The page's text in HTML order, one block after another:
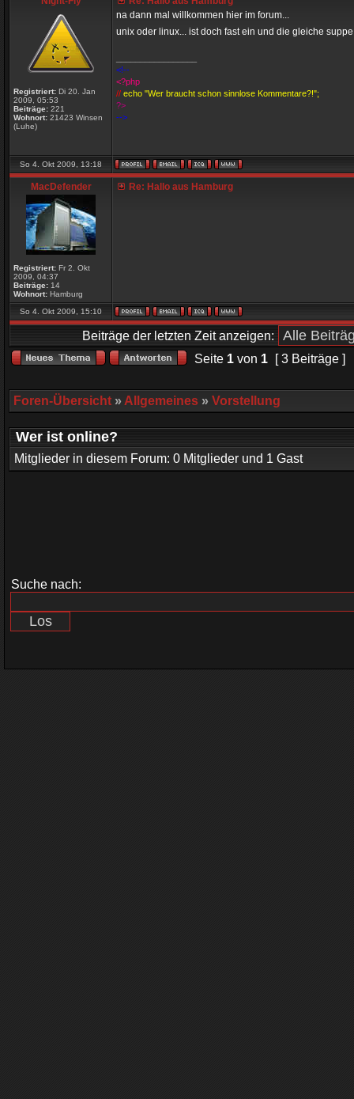
Registriert: Di 20. Jan
2009, 05:53
Beiträge: 221
Wohnort: 21423 Winsen
(Luhe)
na dann mal willkommen hier im forum...
unix oder linux... ist doch fast ein und die gleiche
<!--
<?php
// echo "Wer braucht schon sinnlose Kommentare?!";
?>
-->
So 4. Okt 2009, 13:18
MacDefender
Registriert: Fr 2. Okt
2009, 04:37
Beiträge: 14
Wohnort: Hamburg
Re: Hallo aus Hamburg
So 4. Okt 2009, 15:10
Beiträge der letzten Zeit anzeigen:
Seite 1 von 1 [ 3 Beiträge ]
Foren-Übersicht » Allgemeines » Vorstellung
Wer ist online?
Mitglieder in diesem Forum: 0 Mitglieder und 1 Gast
Suche nach: